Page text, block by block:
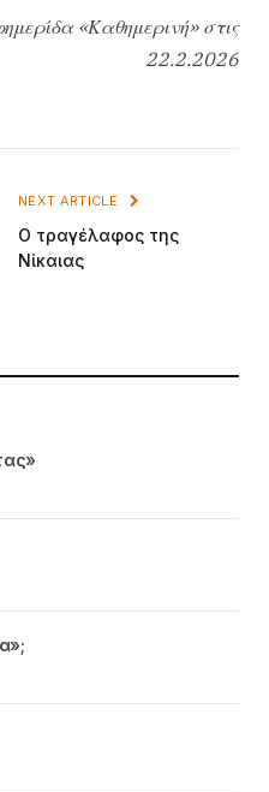
«Καθημερινή» στις
22.2.2026
NEXT ARTICLE
Ο τραγέλαφος της
Νίκαιας